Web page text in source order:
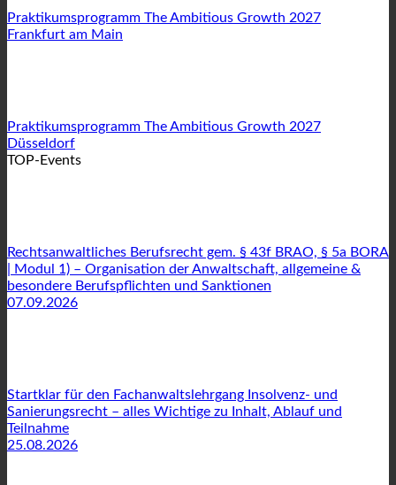
Praktikumsprogramm The Ambitious Growth 2027
Frankfurt am Main
Praktikumsprogramm The Ambitious Growth 2027
Düsseldorf
TOP-Events
Rechtsanwaltliches Berufsrecht gem. § 43f BRAO, § 5a BORA
| Modul 1) – Organisation der Anwaltschaft, allgemeine &
besondere Berufspflichten und Sanktionen
07.09.2026
Startklar für den Fachanwaltslehrgang Insolvenz- und
Sanierungsrecht – alles Wichtige zu Inhalt, Ablauf und
Teilnahme
25.08.2026